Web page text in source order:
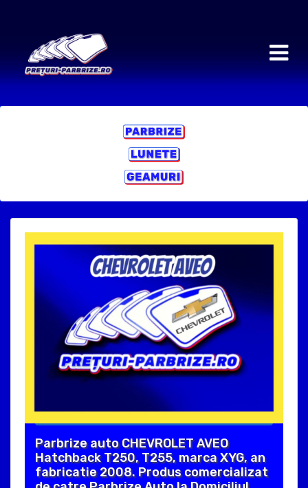
Parbrize auto CHEVROLET AVEO
Hatchback T250, T255, marca XYG, an
fabricatie 2008. Produs comercializat